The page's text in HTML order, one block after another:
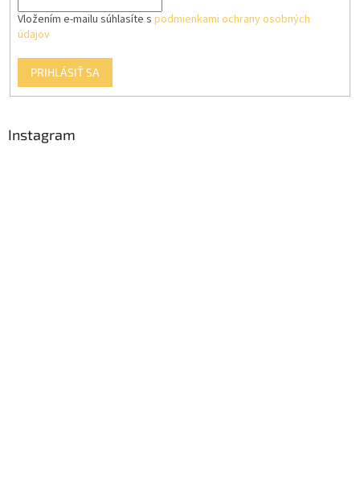
Vložením e-mailu súhlasíte s podmienkami ochrany osobných
údajov
PRIHLÁSIŤ SA
Instagram